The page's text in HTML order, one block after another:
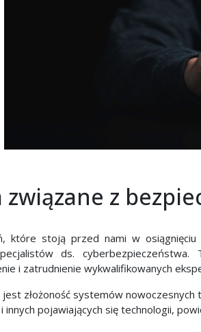
związane z
które stoją przed nami w
ds.
i zatrudnienie wykwalifikowanych
złożoność systemów
innych pojawiających się technologii,